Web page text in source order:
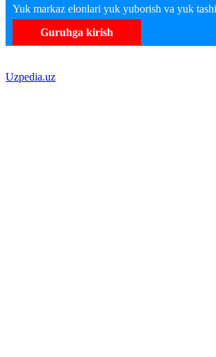
Yuk markaz elonlari yuk yuborish va yuk
Guruhga kirish
Uzpedia.uz